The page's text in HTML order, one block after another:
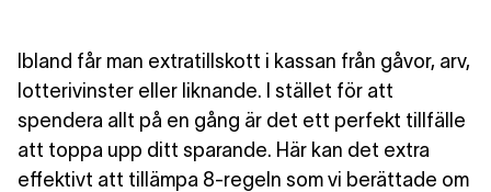
Ibland får man extratillskott i kassan från gåvor, arv,
lotterivinster eller liknande. I stället för att
spendera allt på en gång är det ett perfekt tillfälle
att toppa upp ditt sparande. Här kan det extra
effektivt att tillämpa 8-regeln som vi berättade om